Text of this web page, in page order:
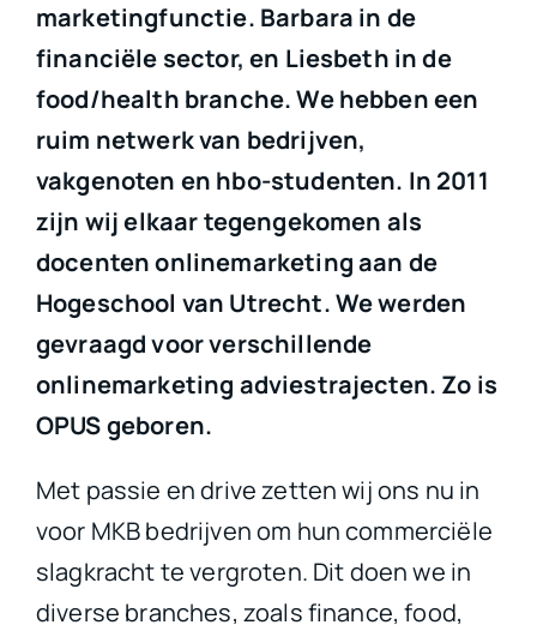
marketingfunctie. Barbara in de
financiële sector, en Liesbeth in de
food/health branche.We hebben een
ruim netwerk van bedrijven,
vakgenoten en hbo-studenten. In 2011
zijn wij elkaar tegengekomen als
docenten onlinemarketing aan de
Hogeschool van Utrecht. We werden
gevraagd voor verschillende
onlinemarketing adviestrajecten. Zo is
OPUS geboren.
Met passie en drive zetten wij ons nu in
voor MKB bedrijven om hun commerciële
slagkracht te vergroten. Dit doen we in
diverse branches, zoals finance, food,